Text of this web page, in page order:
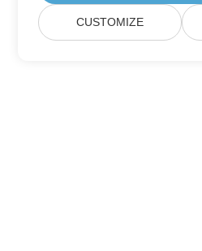
CUSTOMIZE